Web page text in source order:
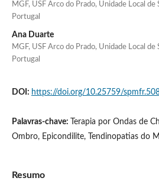
MGF, USF Arco do Prado, Unidade Local de
Portugal
Ana Duarte
MGF, USF Arco do Prado, Unidade Local de
Portugal
DOI: https://doi.org/10.25759/
Palavras-chave:
Terapia por Ondas de
Ombro, Epicondilite, Tendinopatias do
Resumo